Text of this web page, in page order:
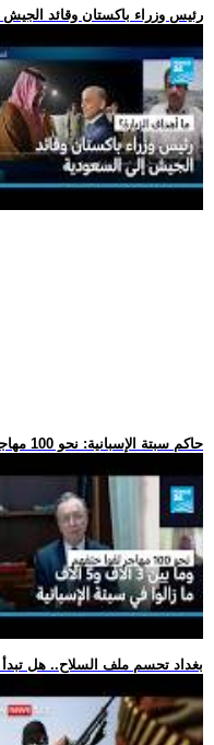
.. رئيس وزراء باكستان وقائد
.. حاكم سبتة الإسبانية: نحو 100 مهاجر لقوا حتفهم وما بين 3 آلاف
.. بغداد تحسم ملف السلاح.. هل